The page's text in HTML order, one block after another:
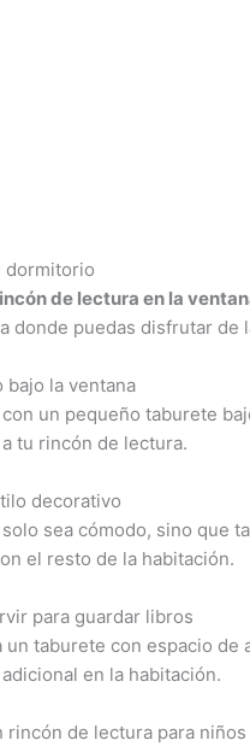
dormitorio
de lectura en la
donde puedas disfrutar
bajo la ventana
un pequeño taburete
tu rincón de lectura.
decorativo
sea cómodo, sino que
el resto de la habitación.
para guardar libros
taburete con espacio
en la habitación.
de lectura para niños